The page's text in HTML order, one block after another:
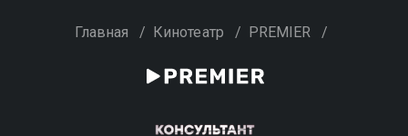
Главная / Кинотеатр / PREMIER /